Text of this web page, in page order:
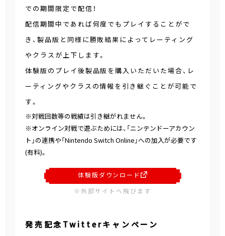
での期間限定で配信！
配信期間中であれば何度でもプレイすることがで
き、製品版と同様に勝敗結果によってレーティング
やクラスが上下します。
体験版のプレイ後製品版を購入いただいた場合、レ
ーティングやクラスの情報を引き継ぐことが可能で
す。
※対戦回数等の戦績は引き継がれません。
※オンライン対戦で遊ぶためには、「ニンテンドーアカウン
ト」の連携や「Nintendo Switch Online」への加入が必要です
(有料)。
体験版ダウンロード
※外部サイトへ飛びます
発売記念Twitterキャンペーン